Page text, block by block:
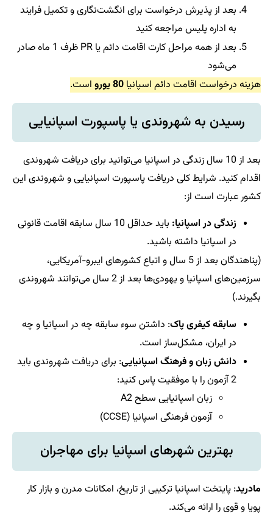
بعد از پذیرش درخواست برای انگشت‌نگاری و تکمیل فرایند
به اداره پلیس مراجعه کنید
بعد از همه مراحل کارت اقامت دائم یا PR ظرف 1 ماه صادر
می‌شود
هزینه درخواست اقامت دائم اسپانیا 80 یورو است.
رسیدن به شهروندی یا پاسپورت اسپانیایی
بعد از 10 سال زندگی در اسپانیا می‌توانید برای دریافت شهروندی
اقدام کنید. شرایط کلی دریافت پاسپورت اسپانیایی و شهروندی این
کشور عبارت است از:
زندگی در اسپانیا:
باید حداقل 10 سال سابقه اقامت قانونی
در اسپانیا داشته باشید.
(پناهندگان بعد از 5 سال و اتباع کشورهای ایبرو-آمریکایی،
سرزمین‌های اسپانیا و یهودی‌ها بعد از 2 سال می‌توانند شهروندی
بگیرند.)
سابقه کیفری پاک: داشتن سوء سابقه چه در اسپانیا و چه
در ایران، مشکل‌ساز است.
دانش زبان و فرهنگ اسپانیایی: برای دریافت شهروندی باید
2 آزمون را با موفقیت پاس کنید:
زبان اسپانیایی سطح A2
آزمون فرهنگی اسپانیا (CCSE)
بهترین شهرهای اسپانیا برای مهاجران
مادرید: پایتخت اسپانیا ترکیبی از تاریخ، امکانات مدرن و بازار کار
پویا و قوی را ارائه می‌کند.